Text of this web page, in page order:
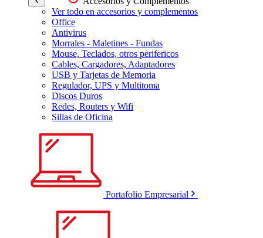
Ver todo en accesorios y complementos
Office
Antivirus
Morrales - Maletines - Fundas
Mouse, Teclados, otros perifericos
Cables, Cargadores, Adaptadores
USB y Tarjetas de Memoria
Regulador, UPS y Multitoma
Discos Duros
Redes, Routers y Wifi
Sillas de Oficina
Portafolio Empresarial